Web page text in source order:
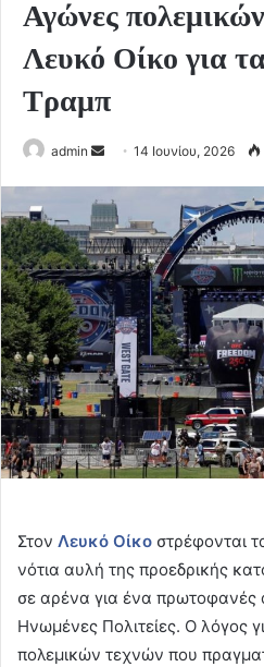
Αγώνες
Λευκό Οίκο για
Τραμπ
admin
Send
email
14 Ιουνίου, 2026
Στον Λευκό Οίκο στρέφονται
νότια αυλή της προεδρικής
σε αρένα για ένα πρωτοφανές
Ηνωμένες Πολιτείες. Ο λόγος
πολεμικών τεχνών που